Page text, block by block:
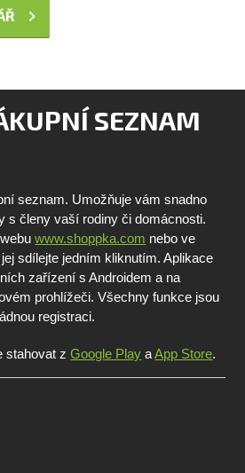
SEZNAM
seznam. Umožňuje vám snadno
s členy vaší rodiny či domácnosti.
www.shoppka.com nebo ve
sdílejte jedním kliknutím. Aplikace
zařízení s Androidem a na
prohlížeči. Všechny funkce jsou
registraci.
stahovat zGoogle Play aApp Store.